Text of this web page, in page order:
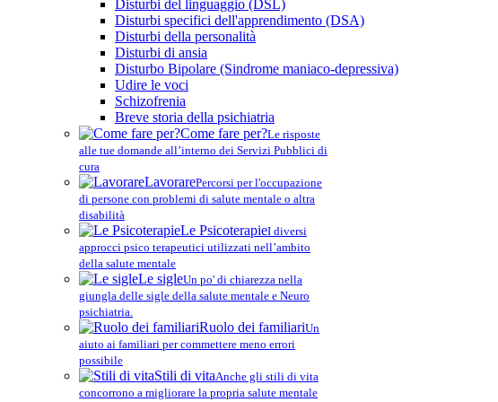
Disturbi del linguaggio (DSL)
Disturbi specifici dell'apprendimento (DSA)
Disturbi della personalità
Disturbi di ansia
Disturbo Bipolare (Sindrome maniaco-depressiva)
Udire le voci
Schizofrenia
Breve storia della psichiatria
Come fare per?Le risposte
alle tue domande all’interno dei Servizi Pubblici di
cura
LavorarePercorsi per l'occupazione
di persone con problemi di salute mentale o altra
disabilità
Le PsicoterapieI diversi
approcci psico terapeutici utilizzati nell’ambito
della salute mentale
Le sigleUn po' di chiarezza nella
giungla delle sigle della salute mentale e Neuro
psichiatria.
Ruolo dei familiariUn
aiuto ai familiari per commettere meno errori
possibile
Stili di vitaAnche gli stili di vita
concorrono a migliorare la propria salute mentale